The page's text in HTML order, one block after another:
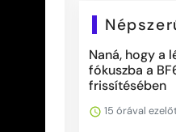
Naná, hogy a
fókuszba a
frissítésében
15 órával